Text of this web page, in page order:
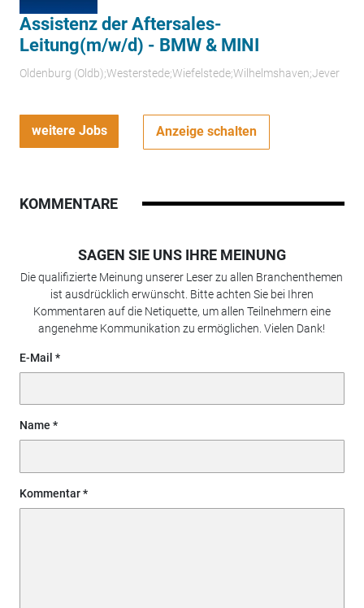
Assistenz der Aftersales-
Leitung(m/w/d) - BMW & MINI
Oldenburg (Oldb);Westerstede;Wiefelstede;Wilhelmshaven;Jever
weitere Jobs Anzeige schalten
KOMMENTARE
SAGEN SIE UNS IHRE MEINUNG
Die qualifizierte Meinung unserer Leser zu allen Branchenthemen
ist ausdrücklich erwünscht. Bitte achten Sie bei Ihren
Kommentaren auf die Netiquette, um allen Teilnehmern eine
angenehme Kommunikation zu ermöglichen. Vielen Dank!
E-Mail
Name
Kommentar